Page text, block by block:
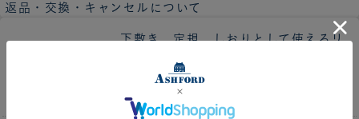
返品・交換・キャンセルについて
下敷き、定規、しおりとして使えるリ
リングを開かず抜き差しできるスリッ
トが入ったペットフィルム製のペーパ
ーリフターです。